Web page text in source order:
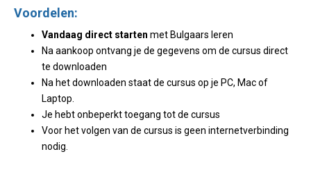
Voordelen:
Vandaag direct starten met Bulgaars leren
Na aankoop ontvang je de gegevens om de cursus direct
te downloaden
Na het downloaden staat de cursus op je PC, Mac of
Laptop.
Je hebt onbeperkt toegang tot de cursus
Voor het volgen van de cursus is geen internetverbinding
nodig.